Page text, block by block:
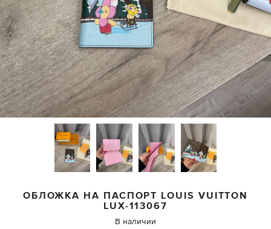
ОБЛОЖКА НА ПАСПОРТ LOUIS VUITTON
LUX-113067
В наличии